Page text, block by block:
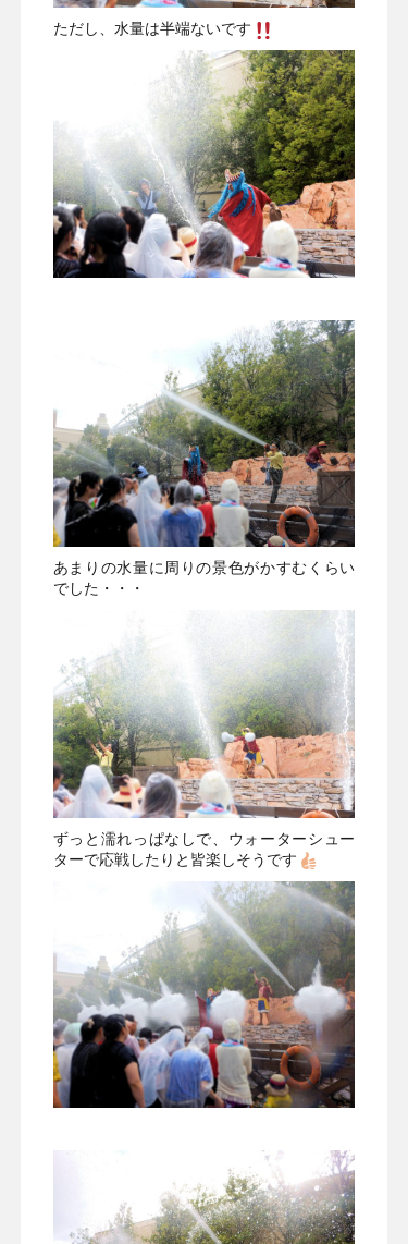
ただし、水量は半端ないです
あまりの水量に周りの景色がかすむくらい
でした・・・
ずっと濡れっぱなしで、ウォーターシュー
ターで応戦したりと皆楽しそうです